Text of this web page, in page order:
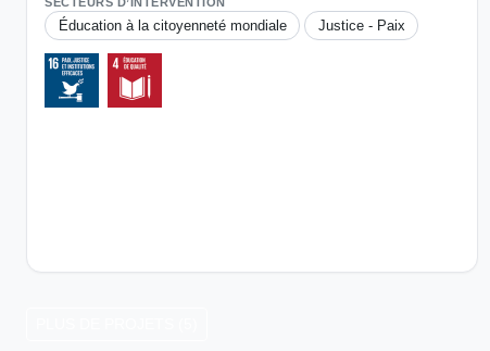
Éducation à la citoyenneté mondiale Justice - Paix